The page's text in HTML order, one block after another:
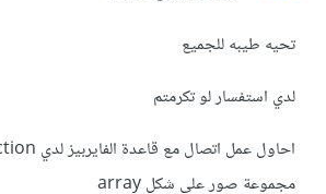
تحيه طيبه للجميع
لدي استفسار لو تكرمتم
مجموعة صور على شكل array